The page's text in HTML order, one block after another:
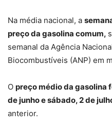
Na média nacional, a
preço da gasolina comum,
semanal da Agência
Biocombustíveis (ANP) em
O preço médio da gasolina
de junho e sábado, 2 de
anterior.